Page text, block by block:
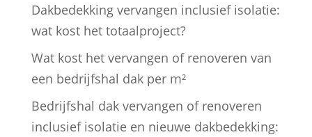
Dakbedekking vervangen inclusief isolatie:
wat kost het totaalproject?
Wat kost het vervangen of renoveren van
een bedrijfshal dak per m²
Bedrijfshal dak vervangen of renoveren
inclusief isolatie en nieuwe dakbedekking: